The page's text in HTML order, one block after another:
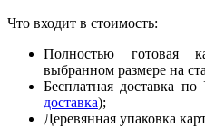
Что входит в стоимость:
Полностью готовая
выбранном размере на
Бесплатная доставка
доставка);
Деревянная упаковка